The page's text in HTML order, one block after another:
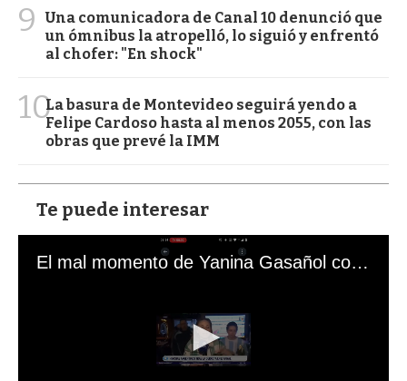
9
Una comunicadora de Canal 10 denunció que
un ómnibus la atropelló, lo siguió y enfrentó
al chofer: "En shock"
10La basura de Montevideo seguirá yendo a
Felipe Cardoso hasta al menos 2055, con las
obras que prevé la IMM
Te puede interesar
El mal momento de Yanina Gasañol con un hincha argentino en "Subrayado"